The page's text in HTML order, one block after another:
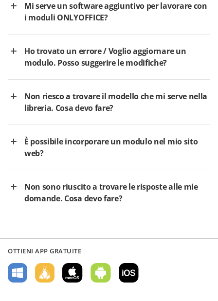
Mi serve un software aggiuntivo per lavorare con
i moduli ONLYOFFICE?
Ho trovato un errore / Voglio aggiornare un
modulo. Posso suggerire le modifiche?
Non riesco a trovare il modello che mi serve nella
libreria. Cosa devo fare?
È possibile incorporare un modulo nel mio sito
web?
Non sono riuscito a trovare le risposte alle mie
domande. Cosa devo fare?
OTTIENI APP GRATUITE